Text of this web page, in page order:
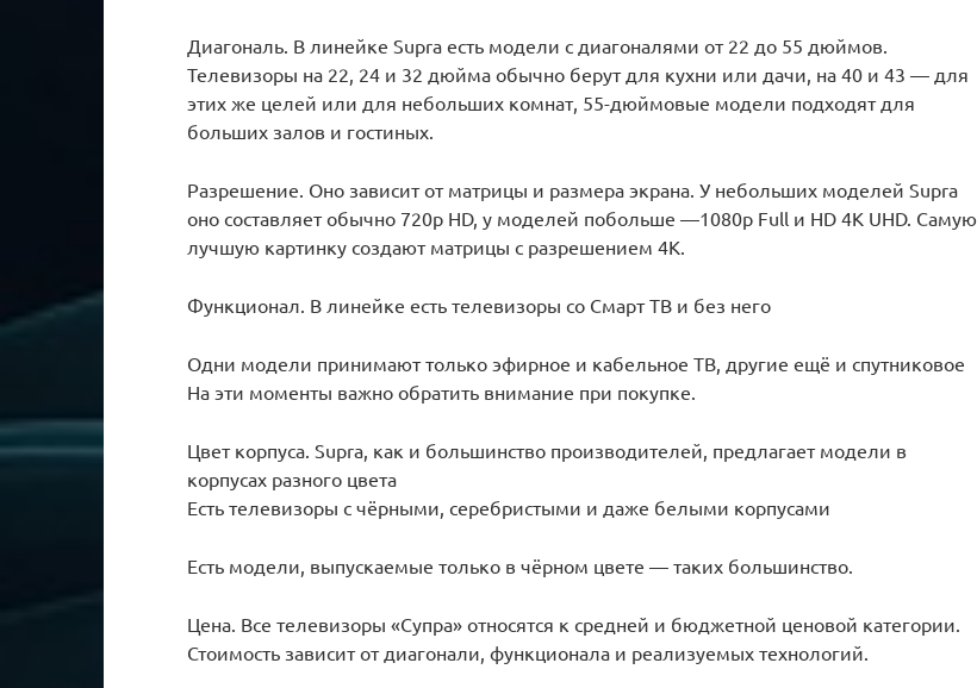
Диагональ. В линейке Supra есть модели с диагоналями от 22 до 55 дюймов.
Телевизоры на 22, 24 и 32 дюйма обычно берут для кухни или дачи, на 40 и 43 — для
этих же целей или для небольших комнат, 55-дюймовые модели подходят для
больших залов и гостиных.
Разрешение. Оно зависит от матрицы и размера экрана. У небольших моделей Supra
оно составляет обычно 720p HD, у моделей побольше —1080p Full и HD 4K UHD. Самую
лучшую картинку создают матрицы с разрешением 4К.
Функционал. В линейке есть телевизоры со Смарт ТВ и без него
Одни модели принимают только эфирное и кабельное ТВ, другие ещё и спутниковое
На эти моменты важно обратить внимание при покупке.
Цвет корпуса. Supra, как и большинство производителей, предлагает модели в
корпусах разного цвета
Есть телевизоры с чёрными, серебристыми и даже белыми корпусами
Есть модели, выпускаемые только в чёрном цвете — таких большинство.
Цена. Все телевизоры «Супра» относятся к средней и бюджетной ценовой категории.
Стоимость зависит от диагонали, функционала и реализуемых технологий.